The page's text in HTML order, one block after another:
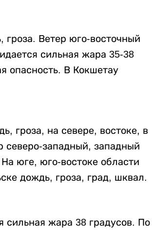
Ветер юго-восточный
сильная жара 35-38
опасность. В Кокшетау
гроза, на севере, востоке, в
северо-западный, западный
юге, юго-востоке области
дождь, гроза, град, шквал.
сильная жара 38 градусов. По